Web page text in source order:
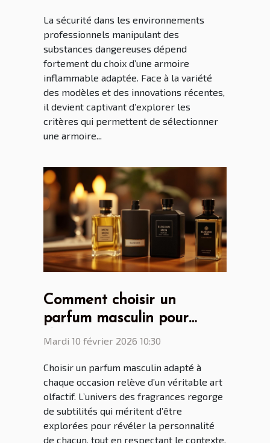
La sécurité dans les environnements
professionnels manipulant des
substances dangereuses dépend
fortement du choix d’une armoire
inflammable adaptée. Face à la variété
des modèles et des innovations récentes,
il devient captivant d’explorer les
critères qui permettent de sélectionner
une armoire...
Comment choisir un
parfum masculin pour
chaque occasion ?
Mardi 10 février 2026 10:30
Choisir un parfum masculin adapté à
chaque occasion relève d’un véritable art
olfactif. L’univers des fragrances regorge
de subtilités qui méritent d’être
explorées pour révéler la personnalité
de chacun, tout en respectant le contexte.